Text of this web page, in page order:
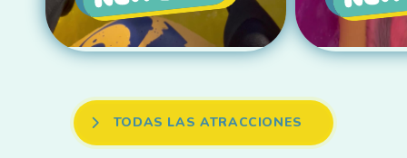
TODAS LAS ATRACCIONES